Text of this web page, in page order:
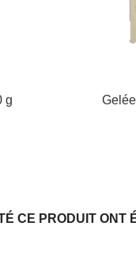
g
CE PRODUIT ONT